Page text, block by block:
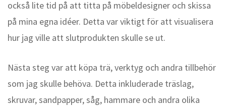
också lite tid på att titta på möbeldesigner och skissa
på mina egna idéer. Detta var viktigt för att visualisera
hur jag ville att slutprodukten skulle se ut.
Nästa steg var att köpa trä, verktyg och andra tillbehör
som jag skulle behöva. Detta inkluderade träslag,
skruvar, sandpapper, såg, hammare och andra olika